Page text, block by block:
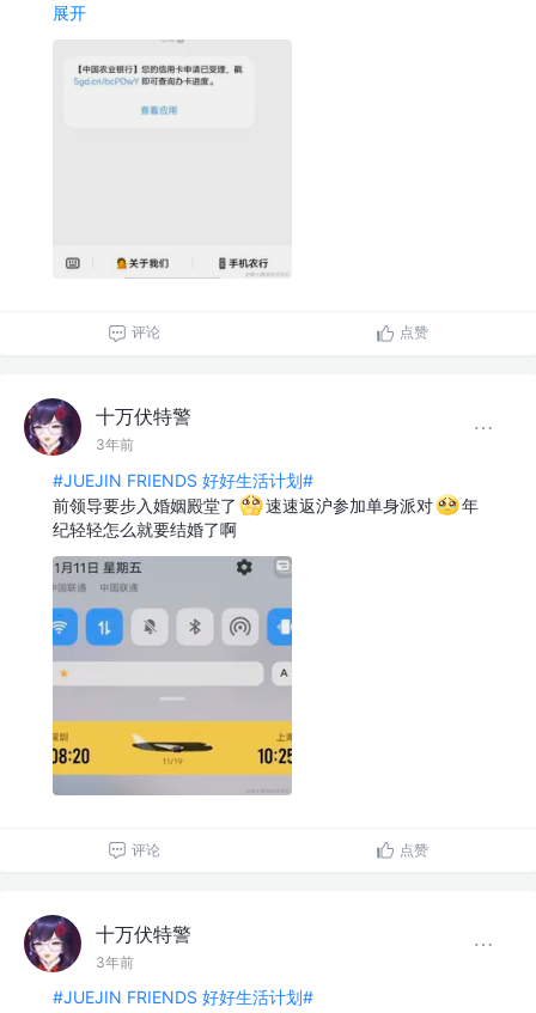
展开
评论 点赞
十万伏特警
3年前
#JUEJIN FRIENDS 好好生活计划#
前领导要步入婚姻殿堂了
速速返沪参加单身派对
年
纪轻轻怎么就要结婚了啊
评论 点赞
十万伏特警
3年前
#JUEJIN FRIENDS 好好生活计划#